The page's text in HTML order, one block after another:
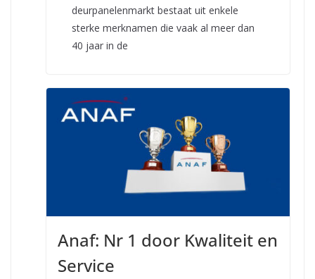
deurpanelenmarkt bestaat uit enkele
sterke merknamen die vaak al meer dan
40 jaar in de
Anaf: Nr 1 door Kwaliteit en
Service